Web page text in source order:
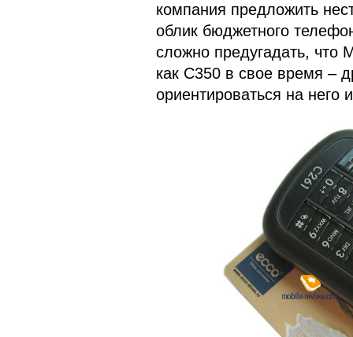
компания предложить
облик бюджетного
сложно предугадать, что
как С350 в свое время –
ориентироваться на него